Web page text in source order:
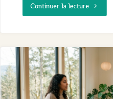
Continuer la lecture"L’Hydre
forêt
blessée :